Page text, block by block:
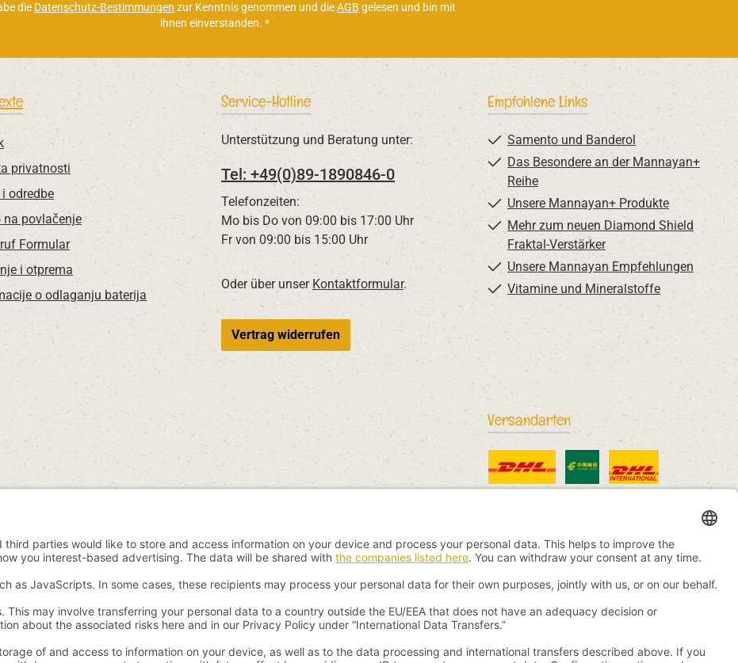
die Datenschutz-Bestimmungen zur Kenntnis genommen und dieAGB gelesen und bin mit
ihnen einverstanden. *
privatnosti
odredbe
na povlačenje
Formular
i otprema
o odlaganju baterija
Service-Hotline
Unterstützung und Beratung unter:
Tel: +49(0)89-1890846-0
Telefonzeiten:
Mo bis Do von 09:00 bis 17:00 Uhr
Fr von 09:00 bis 15:00 Uhr
Oder über unserKontaktformular.
Vertrag widerrufen
Empfohlene Links
Samento und Banderol
Das Besondere an der Mannayan+
Reihe
Unsere Mannayan+ Produkte
Mehr zum neuen Diamond Shield
Fraktal-Verstärker
Unsere Mannayan Empfehlungen
Vitamine und Mineralstoffe
Versandarten
DHL StandardChina PostDHL International